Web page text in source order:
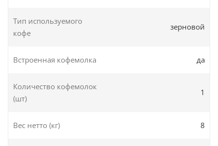
Тип используемого
кофе
зерновой
Встроенная кофемолка да
Количество кофемолок
(шт)
1
Вес нетто (кг) 8